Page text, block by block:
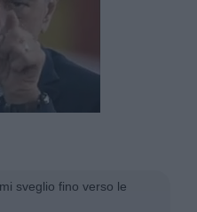
sveglio fino verso le